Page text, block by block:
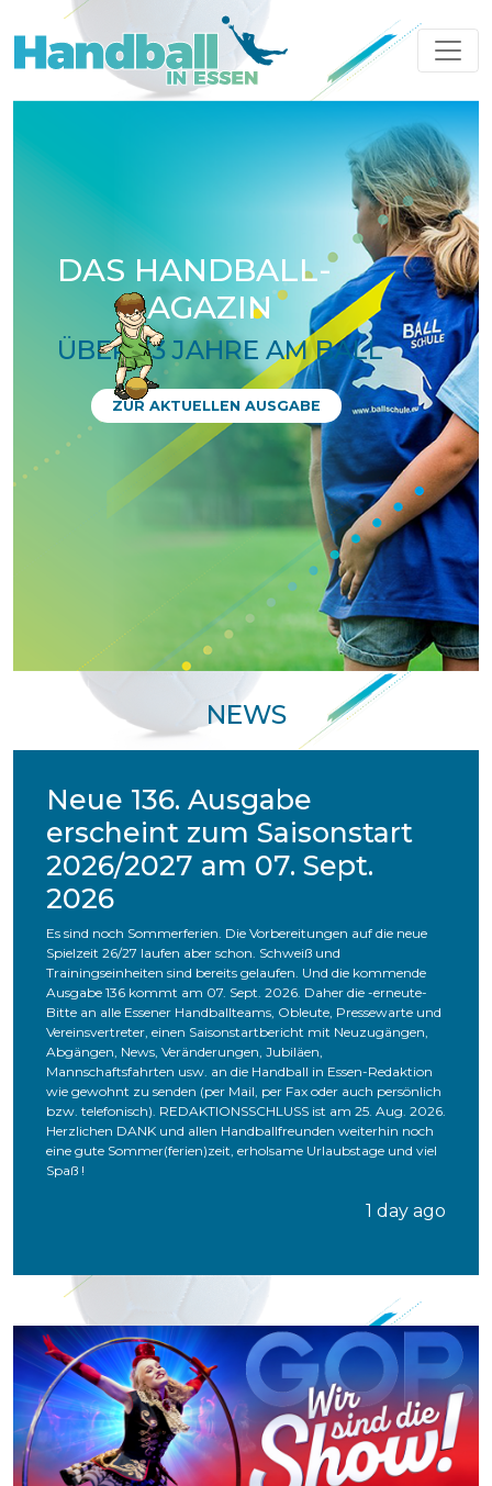
DAS HANDBALL-
MAGAZIN
ÜBER 33 JAHRE AM BALL
ZUR AKTUELLEN AUSGABE
NEWS
Neue 136. Ausgabe
erscheint zum Saisonstart
2026/2027 am 07. Sept.
2026
Es sind noch Sommerferien. Die Vorbereitungen auf die neue
Spielzeit 26/27 laufen aber schon. Schweiß und
Trainingseinheiten sind bereits gelaufen. Und die kommende
Ausgabe 136 kommt am 07. Sept. 2026. Daher die -erneute-
Bitte an alle Essener Handballteams, Obleute, Pressewarte und
Vereinsvertreter, einen Saisonstartbericht mit Neuzugängen,
Abgängen, News, Veränderungen, Jubiläen,
Mannschaftsfahrten usw. an die Handball in Essen-Redaktion
wie gewohnt zu senden (per Mail, per Fax oder auch persönlich
bzw. telefonisch). REDAKTIONSSCHLUSS ist am 25. Aug. 2026.
Herzlichen DANK und allen Handballfreunden weiterhin noch
eine gute Sommer(ferien)zeit, erholsame Urlaubstage und viel
Spaß !
1 day ago